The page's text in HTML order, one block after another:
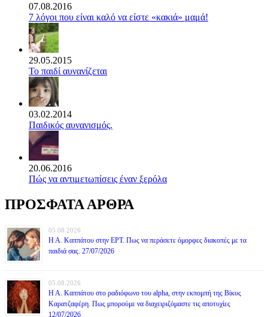
07.08.2016
7 λόγοι που είναι καλό να είστε «κακιά» μαμά!
29.05.2015
Το παιδί αυνανίζεται
03.02.2014
Παιδικός αυνανισμός.
20.06.2016
Πώς να αντιμετωπίσεις έναν ξερόλα
ΠΡΟΣΦΑΤΑ ΑΡΘΡΑ
05.08.2026
Η Α. Καππάτου στην ΕΡΤ. Πως να περάσετε όμορφες διακοπές με τα
παιδιά σας. 27/07/2026
05.08.2026
Η Α. Καππάτου στο ραδιόφωνο του alpha, στην εκπομπή της Βίκυς
Καρατζαφέρη. Πως μπορούμε να διαχειριζόμαστε τις αποτυχίες
12/07/2026